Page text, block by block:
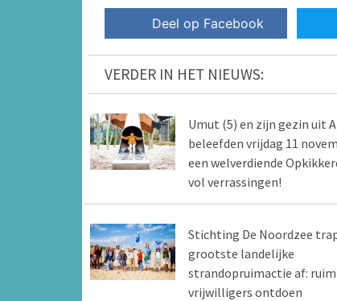
Deel op Facebook
VERDER IN HET NIEUWS:
Umut (5) en zijn gezin uit
beleefden vrijdag 11
een welverdiende
vol verrassingen!
Stichting De Noordzee
grootste landelijke
strandopruimactie af: ruim
vrijwilligers ontdoen